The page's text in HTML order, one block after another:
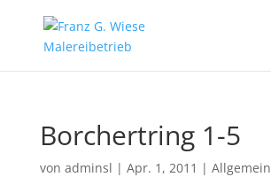
Borchertring 1-5
von adminsl | Apr. 1, 2011 | Allgemein